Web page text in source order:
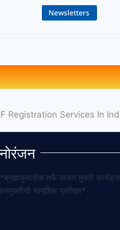
Newsletters